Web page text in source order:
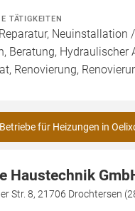
TÄTIGKEITEN
Neuinstallation
Beratung, Hydraulischer
Renovierung,
für Heizungen in
Haustechnik
Str. 8, 21706 Drochtersen